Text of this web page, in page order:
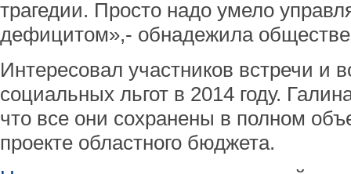
трагедии. Просто надо умело
дефицитом»,- обнадежила
Интересовал участников встречи и
социальных льгот в 2014 году.
что все они сохранены в полном
проекте областного бюджета.